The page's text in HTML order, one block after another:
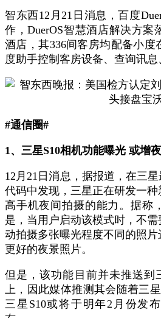
智东西12月21日消息，百度
作，DuerOS智慧酒店解决方案
酒店，其336间客房均配备小
度助手控制客房设备、查询讯息
#通信圈#
1、三星S10相机功能曝光 或增
12月21日消息，据报道，在三
代码中发现，三星正在研发一
高手机夜间拍摄的能力。据称
是，当用户启动该模式时，不
动拍摄多张曝光程度不同的照
更好的夜景照片。
但是，该功能目前并未推送到
上，因此媒体推测其会随着三
三星S10或将于明年2月份发